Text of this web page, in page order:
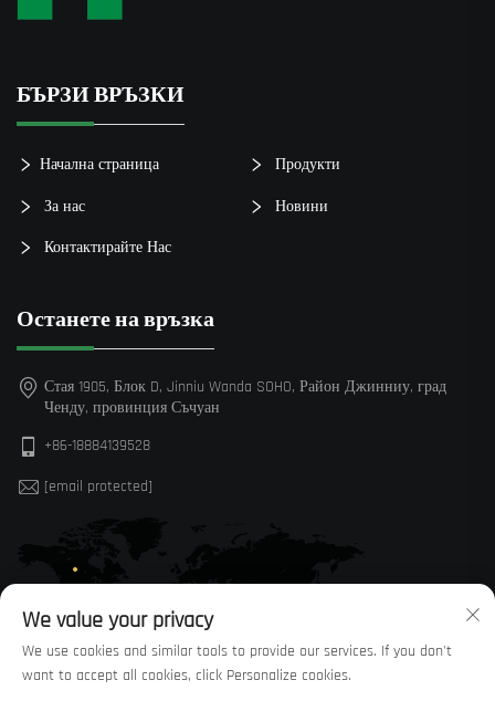
БЪРЗИ ВРЪЗКИ
Начална страница Продукти
За нас Новини
Контактирайте Нас
Останете на връзка
Стая 1905, Блок D, Jinniu Wanda SOHO, Район Джинниу, град
Ченду, провинция Съчуан
+86-18884139528
[email protected]
We value your privacy
We use cookies and similar tools to provide our services. If you don't
want to accept all cookies, click Personalize cookies.